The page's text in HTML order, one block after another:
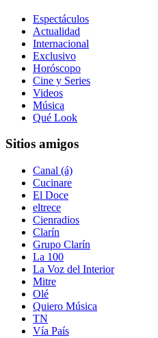
Espectáculos
Actualidad
Internacional
Exclusivo
Horóscopo
Cine y Series
Videos
Música
Qué Look
Sitios amigos
Canal (á)
Cucinare
El Doce
eltrece
Cienradios
Clarín
Grupo Clarín
La 100
La Voz del Interior
Mitre
Olé
Quiero Música
TN
Vía País